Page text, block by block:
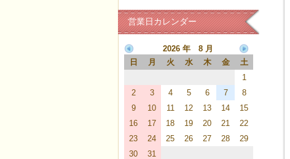
営業日カレンダー
2026 年 8 月
日
月 火 水 木 金
土
1
2
3 4 5 6 7
8
9
10 11 12 13 14
15
16
17 18 19 20 21
22
23
24 25 26 27 28
29
30
31